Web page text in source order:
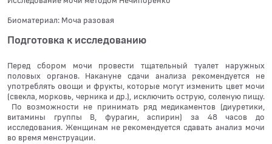
Биоматериал: Моча разовая
Подготовка к исследованию
Перед сбором мочи провести тщательный туалет наружных
половых органов. Накануне сдачи анализа рекомендуется не
употреблять овощи и фрукты, которые могут изменить цвет мочи
(свекла, морковь, черника и др.), исключить острую, соленую пищу.
По возможности не принимать ряд медикаментов (диуретики,
витамины группы В, фурагин, аспирин) за 48 часов до
исследования. Женщинам не рекомендуется сдавать анализ мочи
во время менструации.